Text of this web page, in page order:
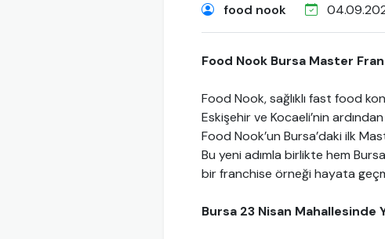
food nook
Food Nook Bursa Master
Food Nook, sağlıklı fast food
Eskişehir ve Kocaeli’nin
Food Nook’un Bursa’daki ilk
Bu yeni adımla birlikte hem
bir franchise örneği hayata
Bursa 23 Nisan Mahallesinde